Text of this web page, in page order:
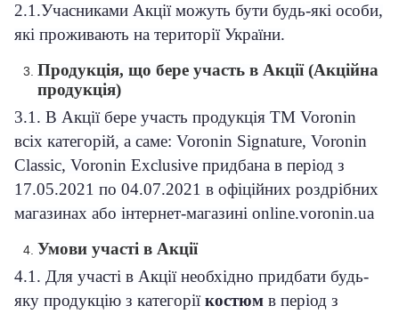
2.1.Учасниками Акції можуть бути будь-які особи,
які проживають на території України.
Продукція, що бере участь в Акції (Акційна
продукція)
3.1. В Акції бере участь продукція ТМ Voronin
всіх категорій, а саме: Voronin Signature, Voronin
Classic, Voronin Exclusive придбана в період з
17.05.2021 по 04.07.2021 в офіційних роздрібних
магазинах або інтернет-магазині online.voronin.ua
Умови участі в Акції
4.1. Для участі в Акції необхідно придбати будь-
яку продукцію з категоріїкостюм в період з